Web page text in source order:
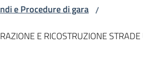
e Procedure di gara /
E RICOSTRUZIONE